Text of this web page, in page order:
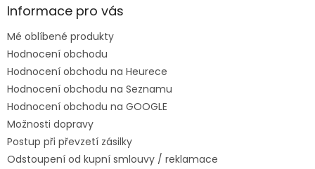
Informace pro vás
Mé oblíbené produkty
Hodnocení obchodu
Hodnocení obchodu na Heurece
Hodnocení obchodu na Seznamu
Hodnocení obchodu na GOOGLE
Možnosti dopravy
Postup při převzetí zásilky
Odstoupení od kupní smlouvy / reklamace